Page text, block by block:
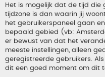
Het is mogelijk dat de tijd die
tijdzone is dan waarin jij
het gebruikerspaneel gaan
bepaald gebied (vb:
er bewust van dat het
meeste instellingen, alleen
geregistreerde gebruikers.
dit een goed moment om dit